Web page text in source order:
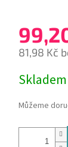
81,98 Kč
cena:
Skladem
Můžeme